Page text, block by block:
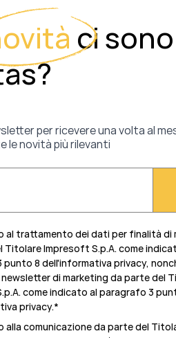
ci
per ricevere una volta al
le novità più rilevanti
al trattamento dei dati per finalità di
Titolare Impresoft S.p.A. come
8 dell'informativa privacy,
di marketing da parte del
come indicato al paragrafo 3
privacy.*
alla comunicazione da parte del